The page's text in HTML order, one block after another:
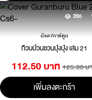
205
มังงะ/การ์ตูน
ก๊วนป่วนชวนบุ๋งบุ๋ง เล่ม 21
112.50 บาท 125.00 บ
เพิ่มลงตะกร้า